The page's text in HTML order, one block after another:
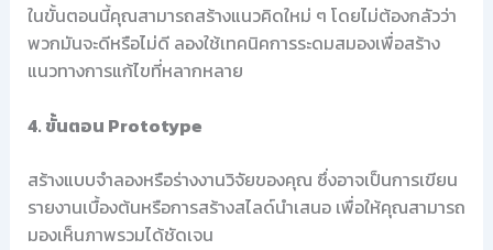
ในขั้นตอนนี้คุณสามารถสร้างแนวคิดใหม่ ๆ โดยไม่ต้องกลัวว่า
พวกมันจะดีหรือไม่ดี ลองใช้เทคนิคการระดมสมองเพื่อสร้าง
แนวทางการแก้ไขที่หลากหลาย
4. ขั้นตอน Prototype
สร้างแบบจำลองหรือร่างงานวิจัยของคุณ ซึ่งอาจเป็นการเขียน
รายงานเบื้องต้นหรือการสร้างสไลด์นำเสนอ เพื่อให้คุณสามารถ
มองเห็นภาพรวมได้ชัดเจน